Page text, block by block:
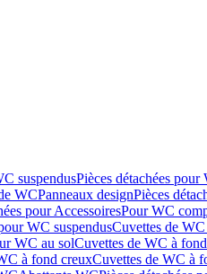
suspendusPièces détachées pour
WCPanneaux designPièces
pour AccessoiresPour WC
WC suspendusCuvettes de
WC au solCuvettes de WC à
à fond creuxCuvettes de WC à